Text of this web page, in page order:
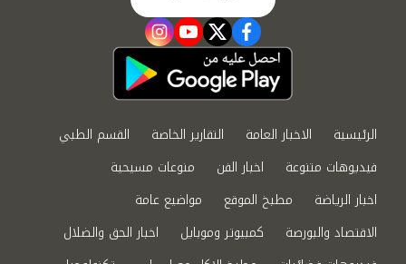
facebook
twitter
youtube
instagram
الرئيسية الاخبار العامة التقارير الخاصة
القسم الطبي
فيديوهات متنوعة
اخبار الفن
منوعات مسيحية
اخبار الرياضة
مطبخ الموقع
مواضيع عامة
الاقتصاد والبورصة
كمبيوتر وموبايل
اخبار الحق والضلال